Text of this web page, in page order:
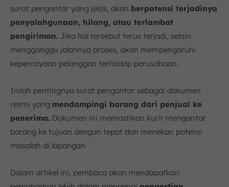
surat pengantar yang jelas, akan berpotensi terjadinya
penyalahgunaan, hilang, atau terlambat
pengiriman. Jika hal tersebut terus terjadi, selain
mengganggu jalannya proses, akan mempengaruhi
kepercayaan pelanggan terhadap perusahaan.
Inilah pentingnya surat pengantar sebagai dokumen
resmi yang mendampingi barang dari penjual ke
penerima. Dokumen ini memastikan kurir mengantar
barang ke tujuan dengan tepat dan menekan potensi
masalah di lapangan.
Dalam artikel ini, pembaca akan mendapatkan